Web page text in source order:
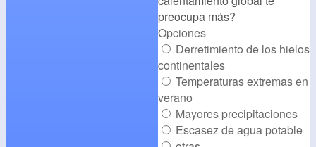
preocupa más?
Opciones
Derretimiento de los hielos
continentales
Temperaturas extremas en
verano
Mayores precipitaciones
Escasez de agua potable